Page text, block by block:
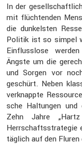
In der
mit flüch­tenden
die dunkelsten
Politik ist so simpel
Einfluss­lose
Ängste um die
und Sorgen vor
geschürt. Neben
verknappte
sche Haltungen
Zehn Jahre
Herrschafts­stra­tegie
täglich auf den